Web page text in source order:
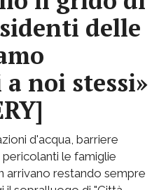
delle
noi stessi»
d'acqua, barriere
le famiglie
arrivano restando sempre